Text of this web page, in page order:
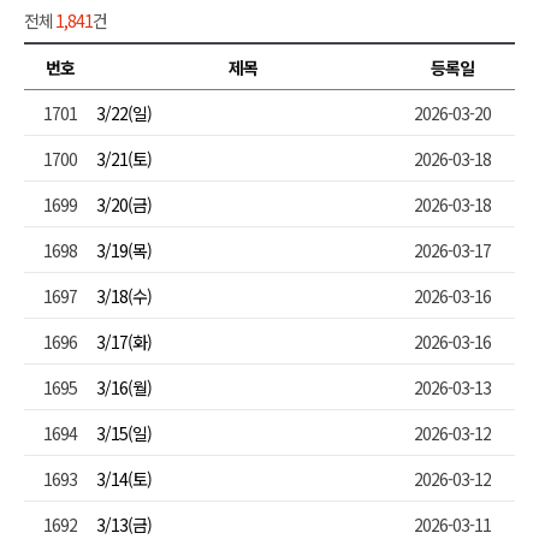
전체 1,841건
번호
제목
등록일
1701
3/22(일)
2026-03-20
1700
3/21(토)
2026-03-18
1699
3/20(금)
2026-03-18
1698
3/19(목)
2026-03-17
1697
3/18(수)
2026-03-16
1696
3/17(화)
2026-03-16
1695
3/16(월)
2026-03-13
1694
3/15(일)
2026-03-12
1693
3/14(토)
2026-03-12
1692
3/13(금) 2026-03-11